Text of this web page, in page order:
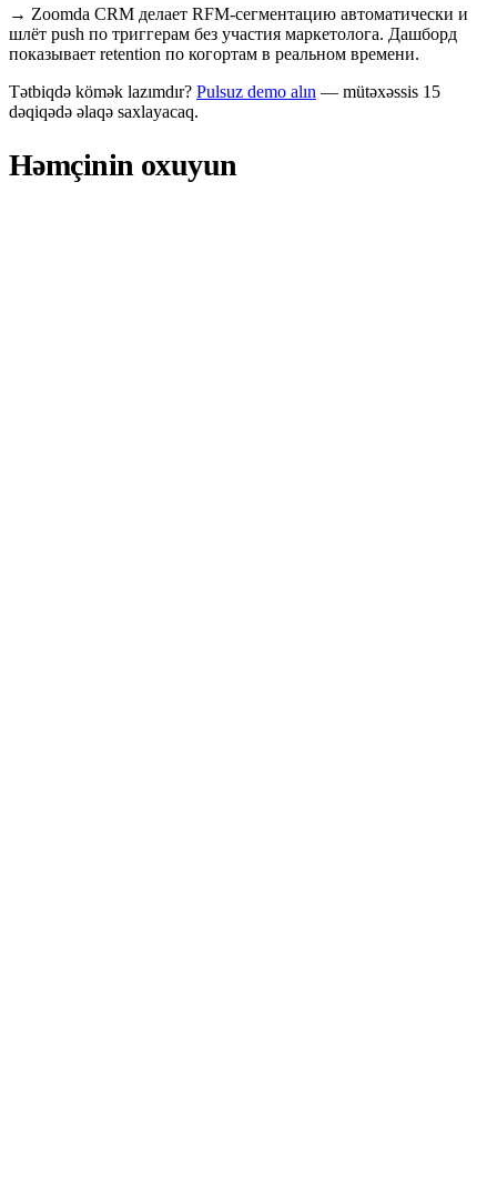
→ Zoomda CRM делает RFM-сегментацию автоматически и
шлёт push по триггерам без участия маркетолога. Дашборд
показывает retention по когортам в реальном времени.
Tətbiqdə kömək lazımdır? Pulsuz demo alın — mütəxəssis 15
dəqiqədə əlaqə saxlayacaq.
Həmçinin oxuyun